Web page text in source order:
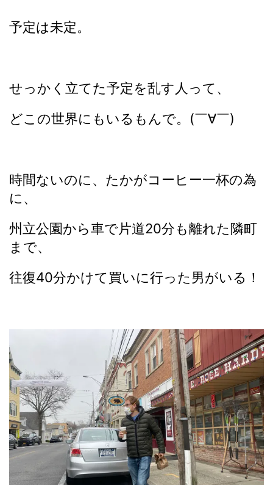
予定は未定。
せっかく立てた予定を乱す人って、
どこの世界にもいるもんで。(￣∀￣)
時間ないのに、たかがコーヒー一杯の為
に、
州立公園から車で片道20分も離れた隣町
まで、
往復40分かけて買いに行った男がいる！